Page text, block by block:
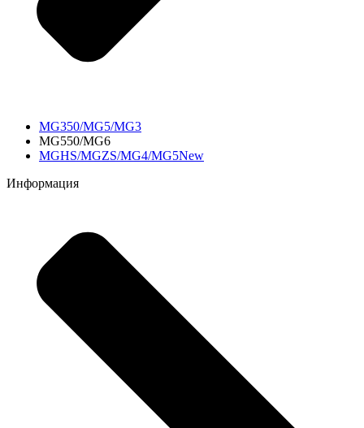
MG350/MG5/MG3
MG550/MG6
MGHS/MGZS/MG4/MG5New
Информация